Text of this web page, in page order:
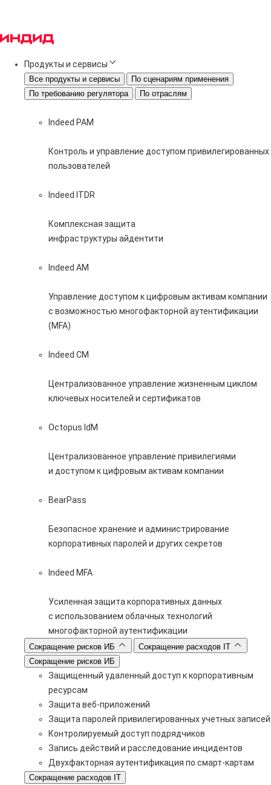
Продукты и сервисы
Все продукты и сервисы
По сценариям применения
По требованию регулятора
По отраслям
Indeed PAM
Контроль и управление доступом привилегированных
пользователей
Indeed ITDR
Комплексная защита
инфраструктуры айдентити
Indeed AM
Управление доступом к цифровым активам компании
с возможностью многофакторной аутентификации
(MFA)
Indeed CM
Централизованное управление жизненным циклом
ключевых носителей и сертификатов
Octopus IdM
Централизованное управление привилегиями
и доступом к цифровым активам компании
BearPass
Безопасное хранение и администрирование
корпоративных паролей и других секретов
Indeed MFA
Усиленная защита корпоративных данных
с использованием облачных технологий
многофакторной аутентификации
Сокращение рисков ИБ
Сокращение расходов IT
Сокращение рисков ИБ
Защищенный удаленный доступ к корпоративным
ресурсам
Защита веб-приложений
Защита паролей привилегированных учетных записей
Контролируемый доступ подрядчиков
Запись действий и расследование инцидентов
Двухфакторная аутентификация по смарт-картам
Сокращение расходов IT